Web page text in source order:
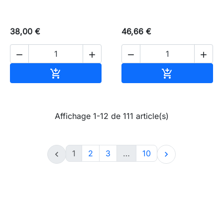
38,00 €
 

46,66 €
 

Affichage 1-12 de 111 article(s)
 1 2 3 … 10 